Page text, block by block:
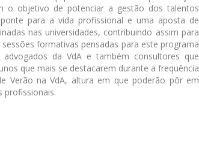
o objetivo de potenciar a gestão dos talentos
para a vida profissional e uma aposta de
nas universidades, contribuindo assim para
formativas pensadas para este programa
da VdA e também consultores que
que mais se destacarem durante a frequência
Verão na VdA, altura em que poderão pôr em
profissionais.